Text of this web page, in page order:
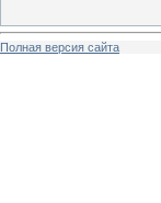
Полная версия сайта